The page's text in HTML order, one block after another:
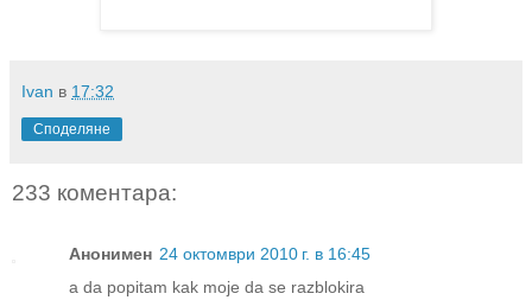
Ivan в 17:32
Споделяне
233 коментара:
Анонимен 24 октомври 2010 г. в 16:45
a da popitam kak moje da se razblokira